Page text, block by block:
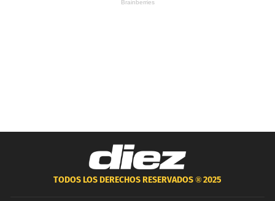
TODOS LOS DERECHOS RESERVADOS ®2025